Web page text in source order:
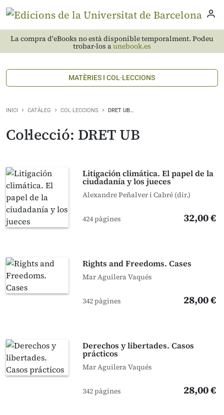
La compra d'eBooks no està disponible temporalment. Podeu
trobar-los aunebook.es
MATÈRIES I COL·LECCIONS
INICI CATÀLEG COL·LECCIONS DRET UB…
Col·lecció: DRET UB
Litigación climática. El papel de la
ciudadanía y los jueces
Alexandre Peñalver i Cabré (dir.)
424 pàgines 32,00 €
Rights and Freedoms. Cases
Mar Aguilera Vaqués
342 pàgines 28,00 €
Derechos y libertades. Casos
prácticos
Mar Aguilera Vaqués
342 pàgines 28,00 €